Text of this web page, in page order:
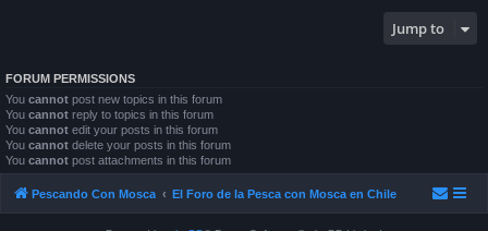
Jump to
FORUM PERMISSIONS
You cannot post new topics in this forum
You cannot reply to topics in this forum
You cannot edit your posts in this forum
You cannot delete your posts in this forum
You cannot post attachments in this forum
Pescando Con Mosca El Foro de la Pesca con Mosca en Chile